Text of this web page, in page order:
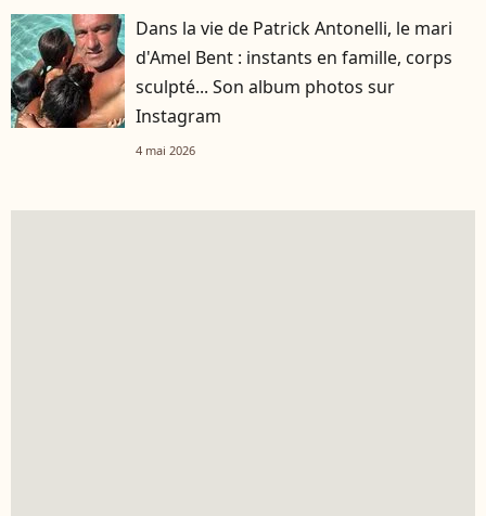
Dans la vie de Patrick Antonelli, le mari
d'Amel Bent : instants en famille, corps
sculpté... Son album photos sur
Instagram
4 mai 2026